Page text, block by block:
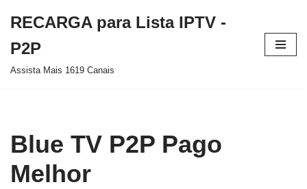
para
o
RECARGA para Lista IPTV -
P2P
Assista Mais 1619 Canais
Blue TV P2P Pago
Melhor